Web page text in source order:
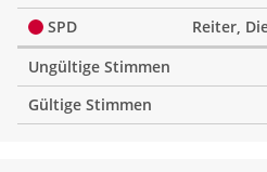
SPD
Reiter,
Ungültige Stimmen
Gültige Stimmen